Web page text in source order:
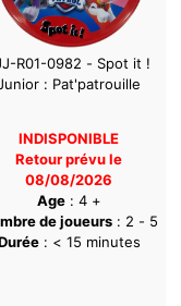
R01-0982 - Spot it !
: Pat'patrouille
INDISPONIBLE
Retour prévu le
08/08/2026
Age: 4 +
de joueurs: 2 - 5
: < 15 minutes